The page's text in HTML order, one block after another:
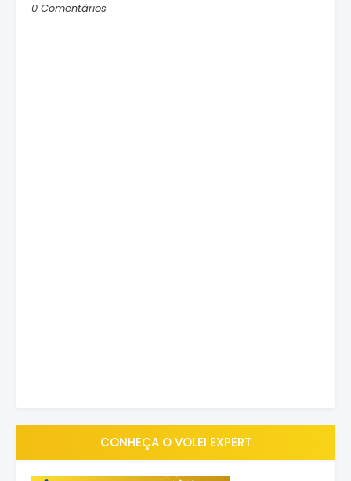
0 Comentários
CONHEÇA O VOLEI EXPERT